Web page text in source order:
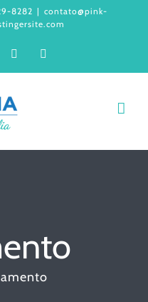
8282 | contato@pink-
WhatsApp